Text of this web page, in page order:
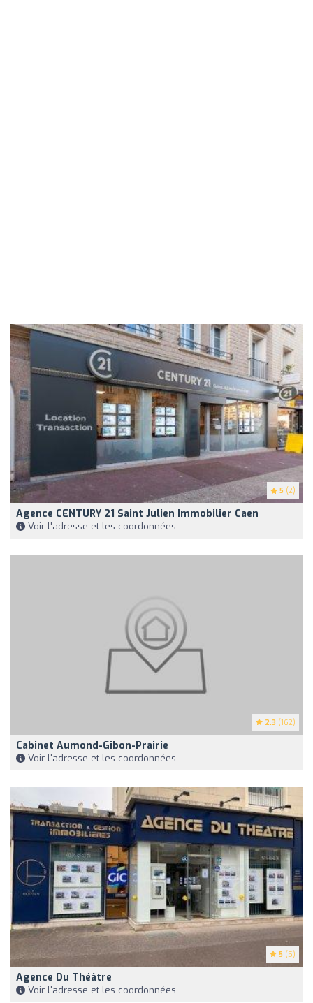
5 (2)
Agence CENTURY 21 Saint Julien Immobilier Caen
Voir l'adresse et les coordonnées
2.3 (162)
Cabinet Aumond-Gibon-Prairie
Voir l'adresse et les coordonnées
5 (5)
Agence Du Théâtre
Voir l'adresse et les coordonnées